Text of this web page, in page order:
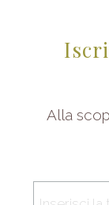
Alla